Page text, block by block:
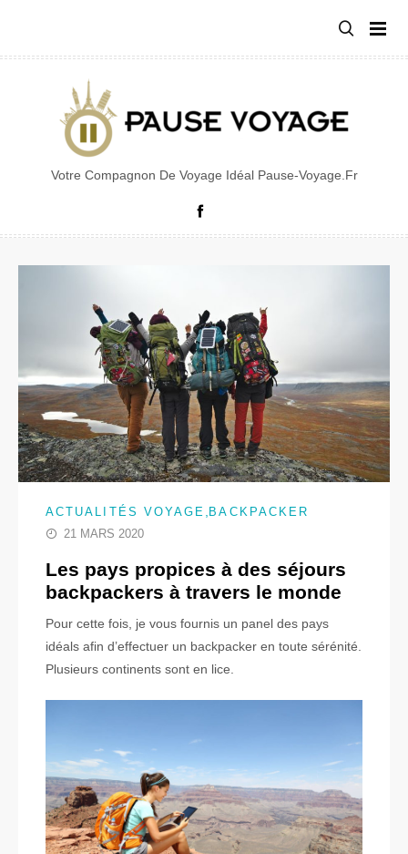
contenu
Votre Compagnon De Voyage Idéal Pause-Voyage.fr
ACTUALITÉS VOYAGE BACKPACKER
21 MARS 2020
Les pays propices à des séjours
backpackers à travers le monde
Pour cette fois, je vous fournis un panel des pays
idéals afin d’effectuer un backpacker en toute sérénité.
Plusieurs continents sont en lice.